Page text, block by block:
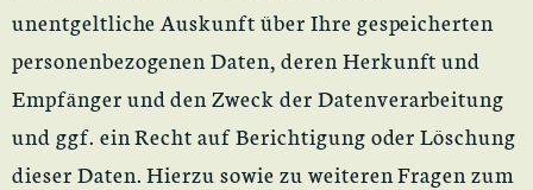
unentgeltliche Auskunft über Ihre gespeicherten
personenbezogenen Daten, deren Herkunft und
Empfänger und den Zweck der Datenverarbeitung
und ggf. ein Recht auf Berichtigung oder Löschung
dieser Daten. Hierzu sowie zu weiteren Fragen zum